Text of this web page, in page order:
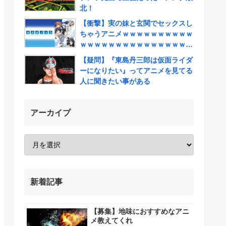
北！
【衝撃】実の妹と玄関でセックスし
ちゃうアニメｗｗｗｗｗｗｗｗｗｗ
ｗｗｗｗｗｗｗｗｗｗｗｗｗｗｗｗ
ｗｗｗｗ
【疑問】『東島丹三郎は仮面ライダ
ーになりたい』ってアニメを見てる
人に聞きたい事がある
アーカイブ
新着記事
【募集】地味におすすめなアニ
メ教えてくれ